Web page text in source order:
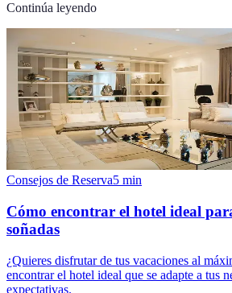
Continúa leyendo
Consejos de Reserva5 min
Cómo encontrar el hotel ideal
soñadas
¿Quieres disfrutar de tus vacaciones al
encontrar el hotel ideal que se adapte a tus
expectativas.